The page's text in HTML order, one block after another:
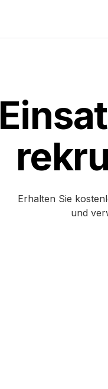
Erhalten Sie
und